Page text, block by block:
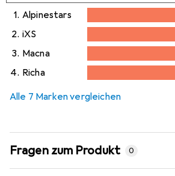
1. Alpinestars
2. iXS
35,6%
3. Macna
36,6%
4. Richa
Alle 7 Marken vergleichen
Fragen zum Produkt 0